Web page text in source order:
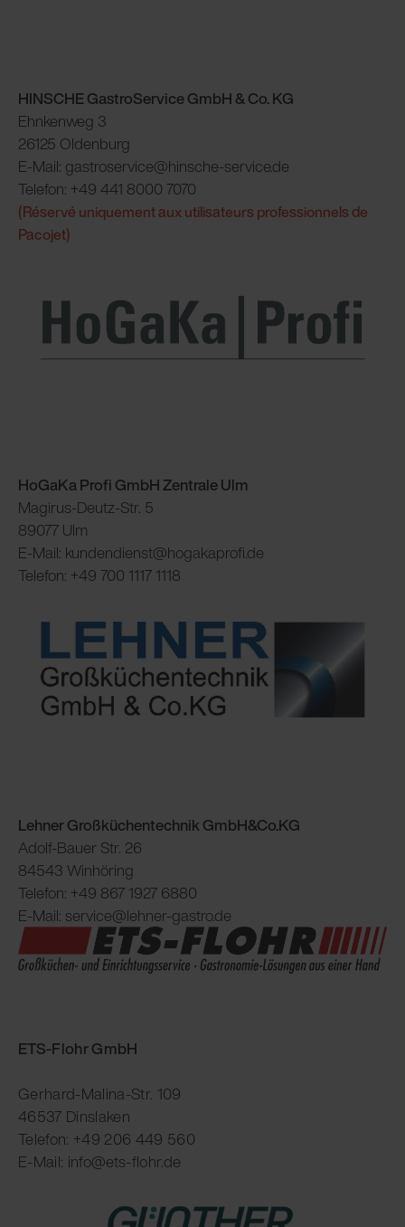
HINSCHE GastroService GmbH & Co. KG
Ehnkenweg 3
26125 Oldenburg
E-Mail: gastroservice@hinsche-service.de
Telefon: +49 441 8000 7070
(Réservé uniquement aux utilisateurs professionnels de
Pacojet)
HoGaKa Profi GmbH Zentrale Ulm
Magirus-Deutz-Str. 5
89077 Ulm
E-Mail: kundendienst@hogakaprofi.de
Telefon: +49 700 1117 1118
Lehner Großküchentechnik GmbH&Co.KG
Adolf-Bauer Str. 26
84543 Winhöring
Telefon: +49 867 1927 6880
E-Mail: service@lehner-gastro.de
ETS-Flohr GmbH
Gerhard-Malina-Str. 109
46537 Dinslaken
Telefon: +49 206 449 560
E-Mail: info@ets-flohr.de